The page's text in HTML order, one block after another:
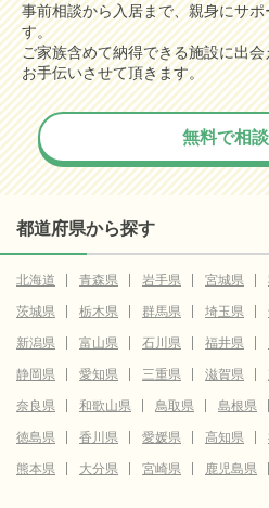
事前相談から入居まで、親身にサポ
す。
ご家族含めて納得できる施設に出
お手伝いさせて頂きます。
無料で相
都道府県から探す
北海道 青森県 岩手県 宮城県
茨城県
栃木県 群馬県 埼玉県
新潟県
富山県 石川県 福井県
静岡県
愛知県 三重県 滋賀県
奈良県
和歌山県 鳥取県 島根県
徳島県
香川県 愛媛県 高知県
熊本県
大分県 宮崎県 鹿児島県